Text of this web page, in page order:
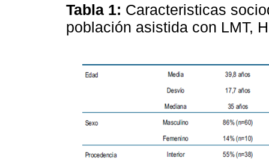
Tabla 1: Caracteristicas
población asistida con LMT,